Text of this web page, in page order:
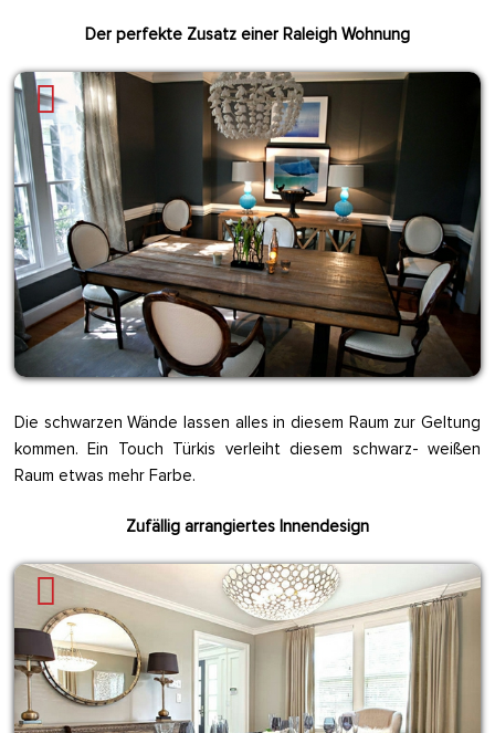
Der perfekte Zusatz einer Raleigh Wohnung
Die schwarzen Wände lassen alles in diesem Raum zur Geltung
kommen. Ein Touch Türkis verleiht diesem schwarz- weißen
Raum etwas mehr Farbe.
Zufällig arrangiertes Innendesign